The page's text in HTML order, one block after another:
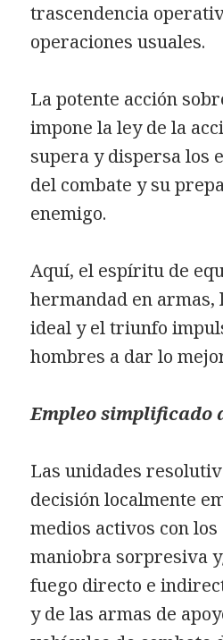
trascendencia
operaciones usuales.
La potente acción
impone la ley de la
supera y dispersa los
del combate y su
enemigo.
Aquí, el espíritu de
hermandad en armas,
ideal y el triunfo
hombres a dar lo
Empleo simplificado
Las unidades
decisión localmente
medios activos con
maniobra sorpresiva
fuego directo e
y de las armas de